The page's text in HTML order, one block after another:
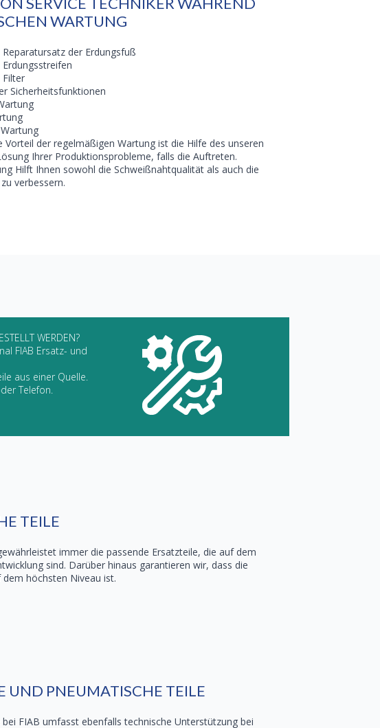
WARTUNG
der Erdungsfuß
Filter
Sicherheitsfunktionen
Vorteil der regelmäßigen Wartung ist die Hilfe des unseren
Ihrer Produktionsprobleme, falls die Auftreten.
Hilft Ihnen sowohl die Schweißnahtqualität als auch die
verbessern.
WERDEN?
FIAB Ersatz- und
aus einer Quelle.
Telefon.
TEILE
immer die passende Ersatzteile, die auf dem
sind. Darüber hinaus garantieren wir, dass die
höchsten Niveau ist.
UND PNEUMATISCHE TEILE
FIAB umfasst ebenfalls technische Unterstützung bei